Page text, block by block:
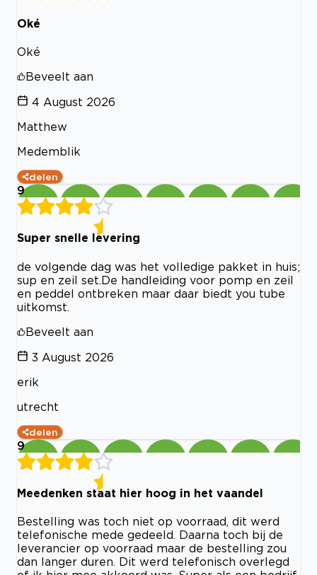
Oké
Oké
Beveelt aan
4 August 2026
Matthew
Medemblik
delen
9
Super snelle levering
de volgende dag was het volledige pakket in huis;
sup en zeil set.De handleiding voor pomp en zeil
en peddel ontbreken maar daar biedt you tube
uitkomst.
Beveelt aan
3 August 2026
erik
utrecht
delen
9
Meedenken staat hier hoog in het vaandel
Bestelling was toch niet op voorraad, dit werd
telefonische mede gedeeld. Daarna toch bij de
leverancier op voorraad maar de bestelling zou
dan langer duren. Dit werd telefonisch overlegd